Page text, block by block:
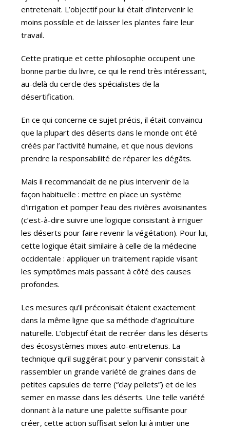
entretenait. L’objectif pour lui était d’intervenir le
moins possible et de laisser les plantes faire leur
travail.
Cette pratique et cette philosophie occupent une
bonne partie du livre, ce qui le rend très intéressant,
au-delà du cercle des spécialistes de la
désertification.
En ce qui concerne ce sujet précis, il était convaincu
que la plupart des déserts dans le monde ont été
créés par l’activité humaine, et que nous devions
prendre la responsabilité de réparer les dégâts.
Mais il recommandait de ne plus intervenir de la
façon habituelle : mettre en place un système
d’irrigation et pomper l’eau des rivières avoisinantes
(c’est-à-dire suivre une logique consistant à irriguer
les déserts pour faire revenir la végétation). Pour lui,
cette logique était similaire à celle de la médecine
occidentale : appliquer un traitement rapide visant
les symptômes mais passant à côté des causes
profondes.
Les mesures qu’il préconisait étaient exactement
dans la même ligne que sa méthode d’agriculture
naturelle. L’objectif était de recréer dans les déserts
des écosystèmes mixes auto-entretenus. La
technique qu’il suggérait pour y parvenir consistait à
rassembler un grande variété de graines dans de
petites capsules de terre (“clay pellets”) et de les
semer en masse dans les déserts. Une telle variété
donnant à la nature une palette suffisante pour
créer, cette action suffisait selon lui à initier une